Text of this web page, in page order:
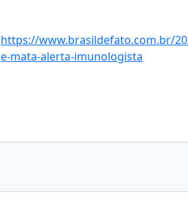
https://www.brasildefato.com.br/
e-mata-alerta-imunologista